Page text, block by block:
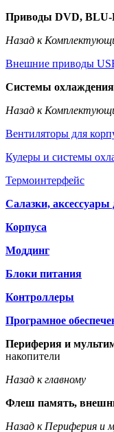
Приводы DVD,
Назад к
Внешние приводы
Системы охлаждения
Назад к
Вентиляторы для
Кулеры и системы
Термоинтерфейс
Салазки,
Корпуса
Моддинг
Блоки питания
Контроллеры
Програмное
Периферия и
накопители
Назад к главному
Флеш память,
Назад к Периферия и